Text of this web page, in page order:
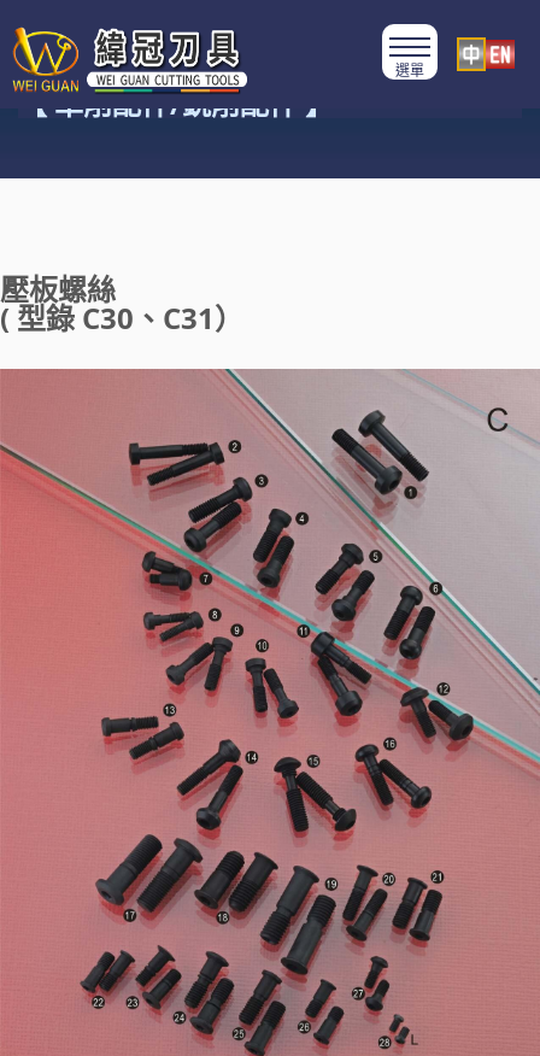
產品類別
【 車削配件/銑削配件 】
壓板螺絲
( 型錄 C30、C31）